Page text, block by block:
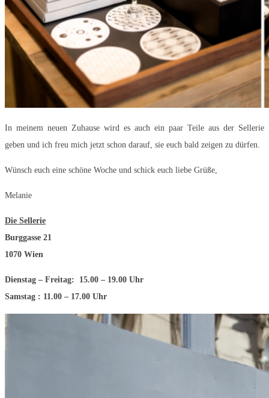
In meinem neuen Zuhause wird es auch ein paar Teile aus der Sellerie
geben und ich freu mich jetzt schon darauf, sie euch bald zeigen zu dürfen.
Wünsch euch eine schöne Woche und schick euch liebe Grüße,
Melanie
Die Sellerie
Burggasse 21
1070 Wien
Dienstag – Freitag: 15.00 – 19.00 Uhr
Samstag : 11.00 – 17.00 Uhr